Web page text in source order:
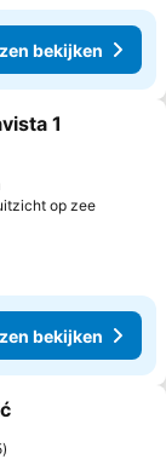
bekijken
favorieten
1
op zee
bekijken
favorieten